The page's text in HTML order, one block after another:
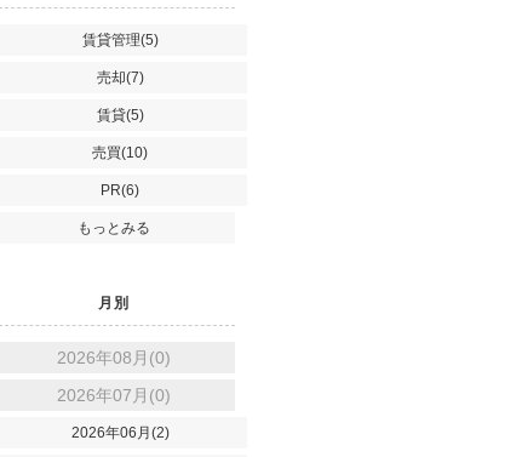
賃貸管理(5)
売却(7)
賃貸(5)
売買(10)
PR(6)
もっとみる
月別
2026年08月(0)
2026年07月(0)
2026年06月(2)